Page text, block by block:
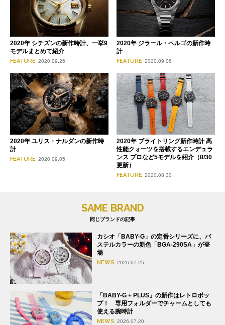
2020年 シチズンの新作時計、一挙9
モデルまとめて紹介
FEATURE 2020.09.26
2020年 ジラール・ペルゴの新作時
計
FEATURE 2020.09.06
2020年 ユリス・ナルダンの新作時
計
FEATURE 2020.09.05
2020年 ブライトリング新作時計 高
性能クォーツを搭載するエンデュラ
ンス プロなど5モデルを紹介（8/30
更新）
FEATURE 2020.08.30
SAME BRAND
同じブランドの記事
カシオ「BABY-G」の定番シリーズに、パ
ステルカラーの新色「BGA-290SA」が登
場
NEWS 2026.07.25
「BABY-G + PLUS」の新作はレトロポッ
プ！ 専用フォルダーでチャームとしても
使える腕時計
NEWS 2026.07.20